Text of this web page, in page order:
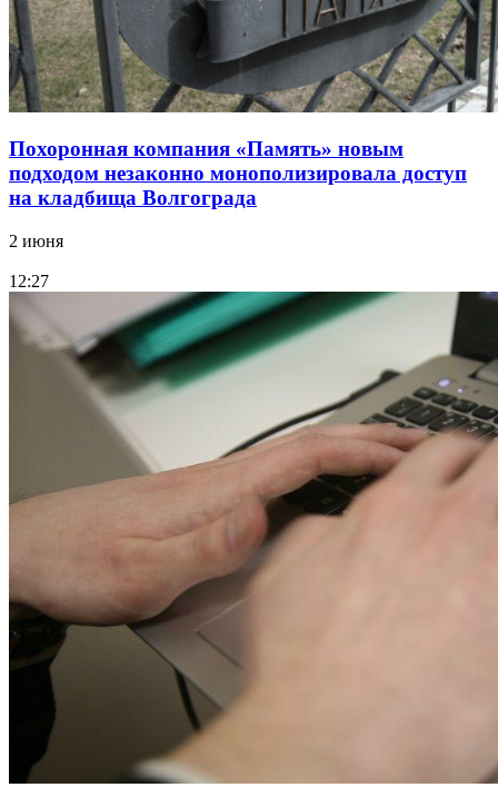
Похоронная компания «Память» новым
подходом незаконно монополизировала доступ
на кладбища Волгограда
2 июня
12:27